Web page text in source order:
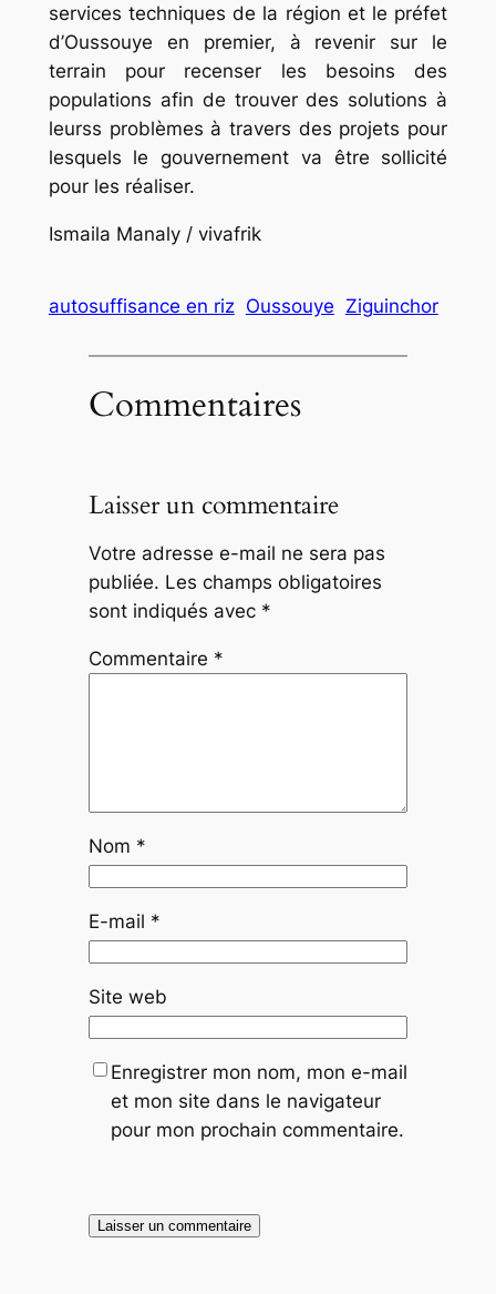
services techniques de la région et le préfet
d’Oussouye en premier, à revenir sur le
terrain pour recenser les besoins des
populations afin de trouver des solutions à
leurss problèmes à travers des projets pour
lesquels le gouvernement va être sollicité
pour les réaliser.
Ismaila Manaly / vivafrik
autosuffisance en riz Oussouye Ziguinchor
Commentaires
Laisser un commentaire
Votre adresse e-mail ne sera pas
publiée. Les champs obligatoires
sont indiqués avec *
Commentaire *
Nom *
E-mail *
Site web
Enregistrer mon nom, mon e-mail
et mon site dans le navigateur
pour mon prochain commentaire.